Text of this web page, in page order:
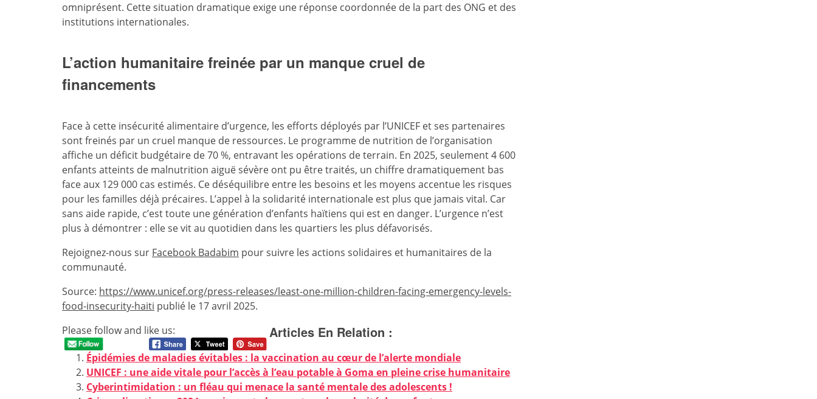
omniprésent. Cette situation dramatique exige une réponse coordonnée de la part des ONG et des
institutions internationales.
L’action humanitaire freinée par un manque cruel de
financements
Face à cette insécurité alimentaire d’urgence, les efforts déployés par l’UNICEF et ses partenaires
sont freinés par un cruel manque de ressources. Le programme de nutrition de l’organisation
affiche un déficit budgétaire de 70 %, entravant les opérations de terrain. En 2025, seulement 4 600
enfants atteints de malnutrition aiguë sévère ont pu être traités, un chiffre dramatiquement bas
face aux 129 000 cas estimés. Ce déséquilibre entre les besoins et les moyens accentue les risques
pour les familles déjà précaires. L’appel à la solidarité internationale est plus que jamais vital. Car
sans aide rapide, c’est toute une génération d’enfants haïtiens qui est en danger. L’urgence n’est
plus à démontrer : elle se vit au quotidien dans les quartiers les plus défavorisés.
Rejoignez-nous sur Facebook Badabim pour suivre les actions solidaires et humanitaires de la
communauté.
Source: https://www.unicef.org/press-releases/least-one-million-children-facing-emergency-levels-
food-insecurity-haiti publié le 17 avril 2025.
Please follow and like us:
Articles En Relation :
Épidémies de maladies évitables : la vaccination au cœur de l’alerte mondiale
UNICEF : une aide vitale pour l’accès à l’eau potable à Goma en pleine crise humanitaire
Cyberintimidation : un fléau qui menace la santé mentale des adolescents !